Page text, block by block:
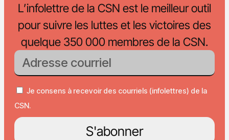
L’infolettre de la CSN est le meilleur outil
pour suivre les luttes et les victoires des
quelque 350 000 membres de la CSN.
Je consens à recevoir des courriels (infolettres) de la
CSN.
S'abonner